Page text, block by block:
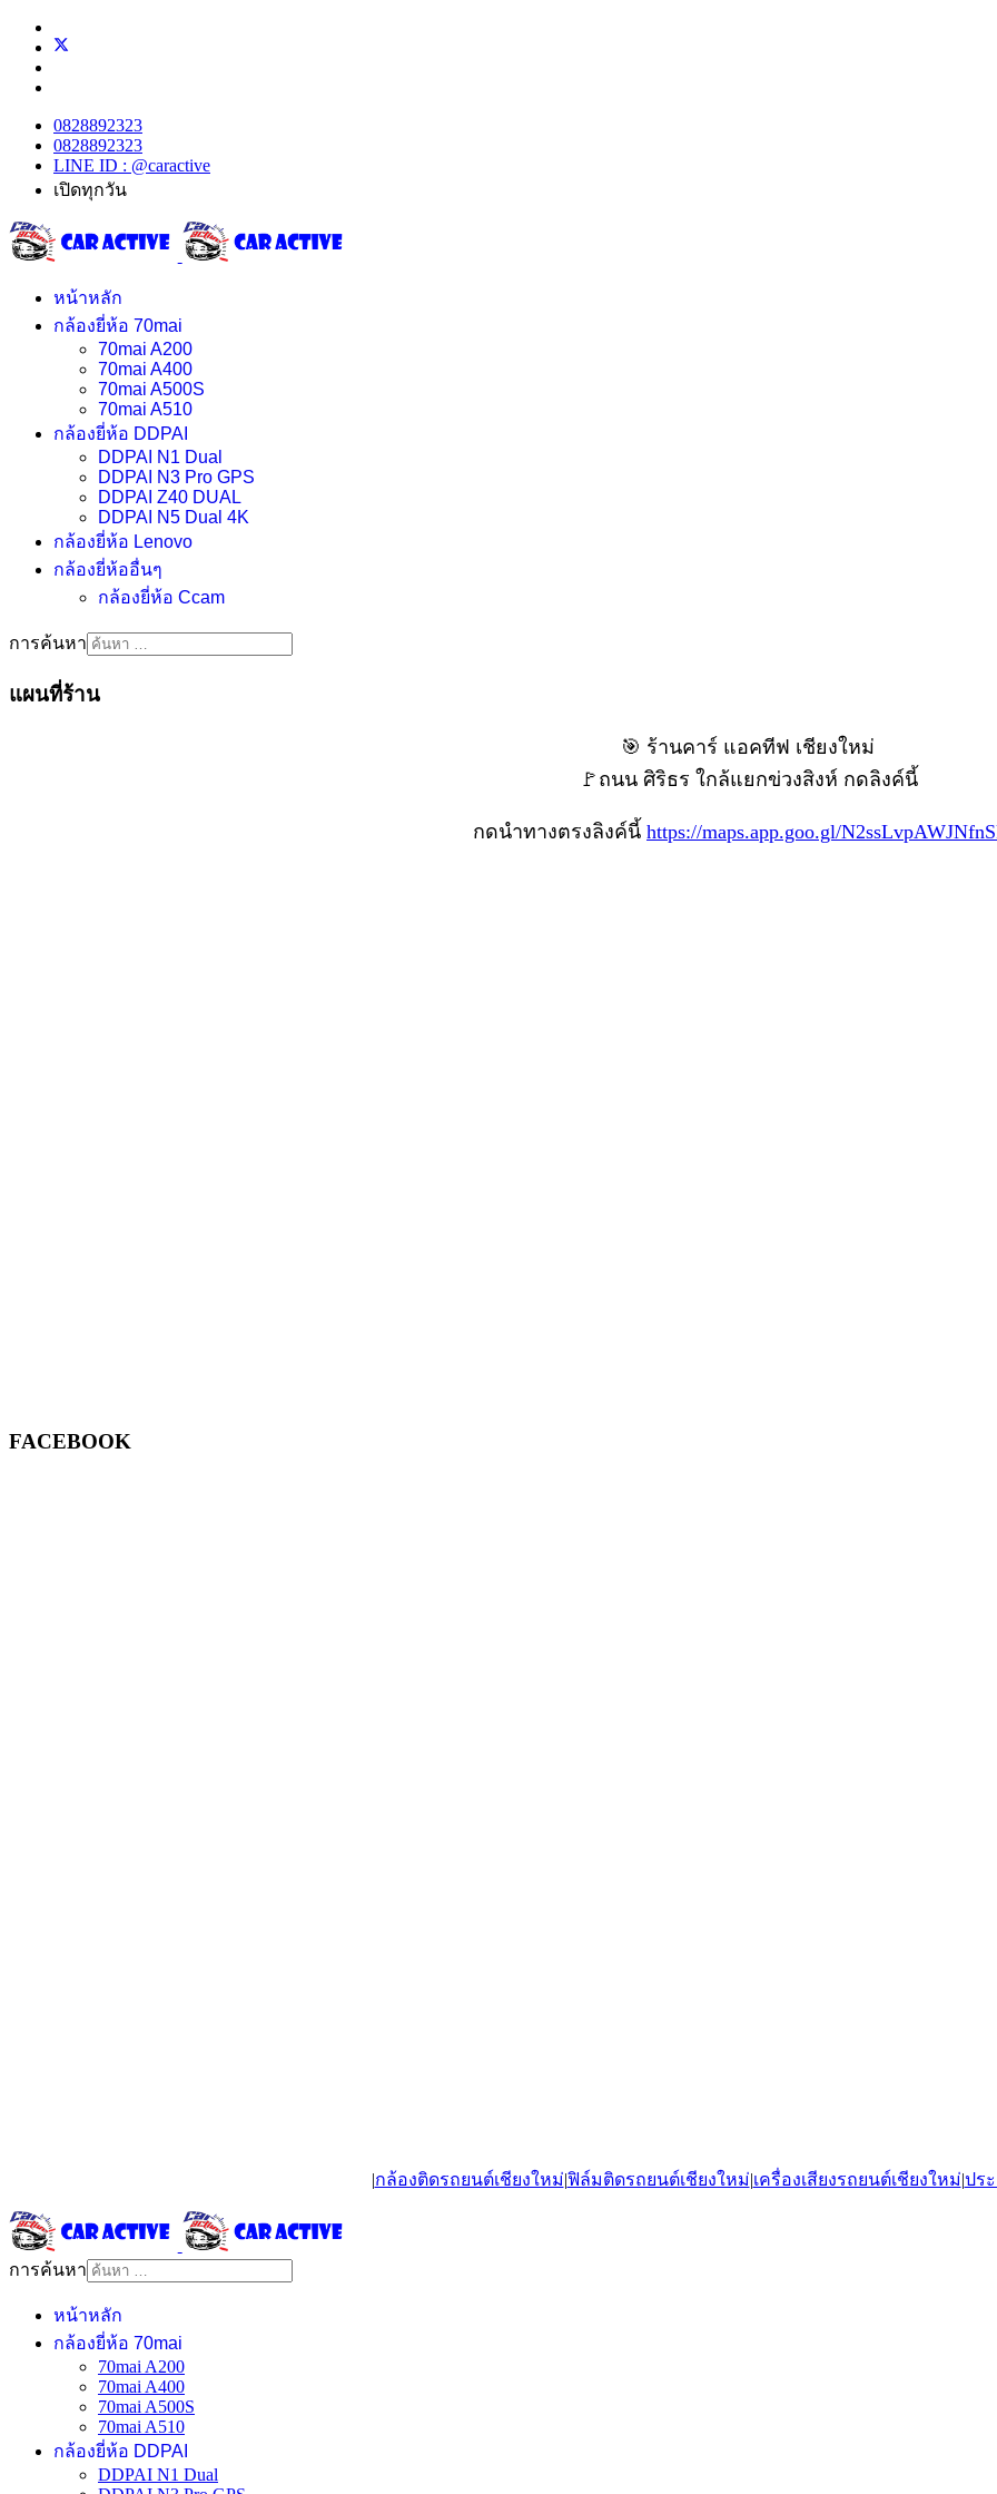
0828892323
0828892323
LINE ID : @caractive
เปิดทุกวัน
หน้าหลัก
กล้องยี่ห้อ 70mai
70mai A200
70mai A400
70mai A500S
70mai A510
กล้องยี่ห้อ DDPAI
DDPAI N1 Dual
DDPAI N3 Pro GPS
DDPAI Z40 DUAL
DDPAI N5 Dual 4K
กล้องยี่ห้อ Lenovo
กล้องยี่ห้ออื่นๆ
กล้องยี่ห้อ Ccam
การค้นหา
แผนที่ร้าน
🎯 ร้านคาร์ แอคทีฟ เชียงใหม่
🚩ถนน ศิริธร ใกล้แยกข่วงสิงห์ กดลิงค์นี้
กดนำทางตรงลิงค์นี้ https://maps.app.goo.gl/
FACEBOOK
|กล้องติดรถยนต์เชียงใหม่|ฟิล์มติดรถยนต์เชียงใหม่|เครื่องเสียงรถยนต์เชียงใหม่|ปร
การค้นหา
หน้าหลัก
กล้องยี่ห้อ 70mai
70mai A200
70mai A400
70mai A500S
70mai A510
กล้องยี่ห้อ DDPAI
DDPAI N1 Dual